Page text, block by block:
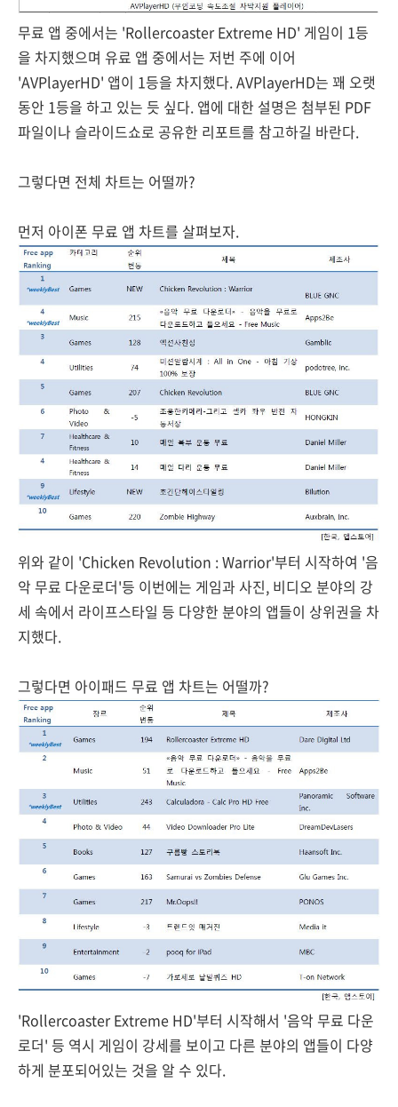
무료 앱 중에서는 'Rollercoaster Extreme HD' 게임이 1등
을 차지했으며 유료 앱 중에서는 저번 주에 이어
'AVPlayerHD' 앱이 1등을 차지했다. AVPlayerHD는 꽤 오랫
동안 1등을 하고 있는 듯 싶다. 앱에 대한 설명은 첨부된 PDF
파일이나 슬라이드쇼로 공유한 리포트를 참고하길 바란다.
그렇다면 전체 차트는 어떨까?
먼저 아이폰 무료 앱 차트를 살펴보자.
위와 같이 'Chicken Revolution : Warrior'부터 시작하여 '음
악 무료 다운로더'등 이번에는 게임과 사진, 비디오 분야의 강
세 속에서 라이프스타일 등 다양한 분야의 앱들이 상위권을 차
지했다.
그렇다면 아이패드 무료 앱 차트는 어떨까?
'Rollercoaster Extreme HD'부터 시작해서 '음악 무료 다운
로더' 등 역시 게임이 강세를 보이고 다른 분야의 앱들이 다양
하게 분포되어있는 것을 알 수 있다.